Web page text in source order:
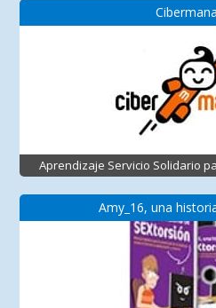
Aprendizaje Servicio Solidario
Amy_16, una